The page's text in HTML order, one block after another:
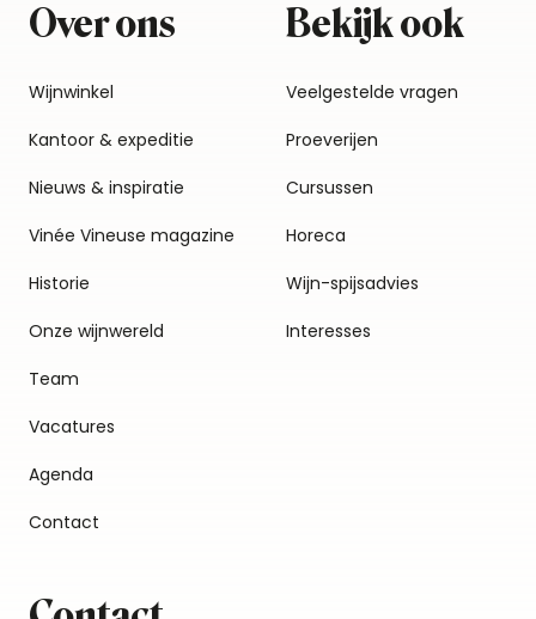
Over ons
Wijnwinkel
Kantoor & expeditie
Nieuws & inspiratie
Vinée Vineuse magazine
Historie
Onze wijnwereld
Team
Vacatures
Agenda
Contact
Bekijk ook
Veelgestelde vragen
Proeverijen
Cursussen
Horeca
Wijn-spijsadvies
Interesses